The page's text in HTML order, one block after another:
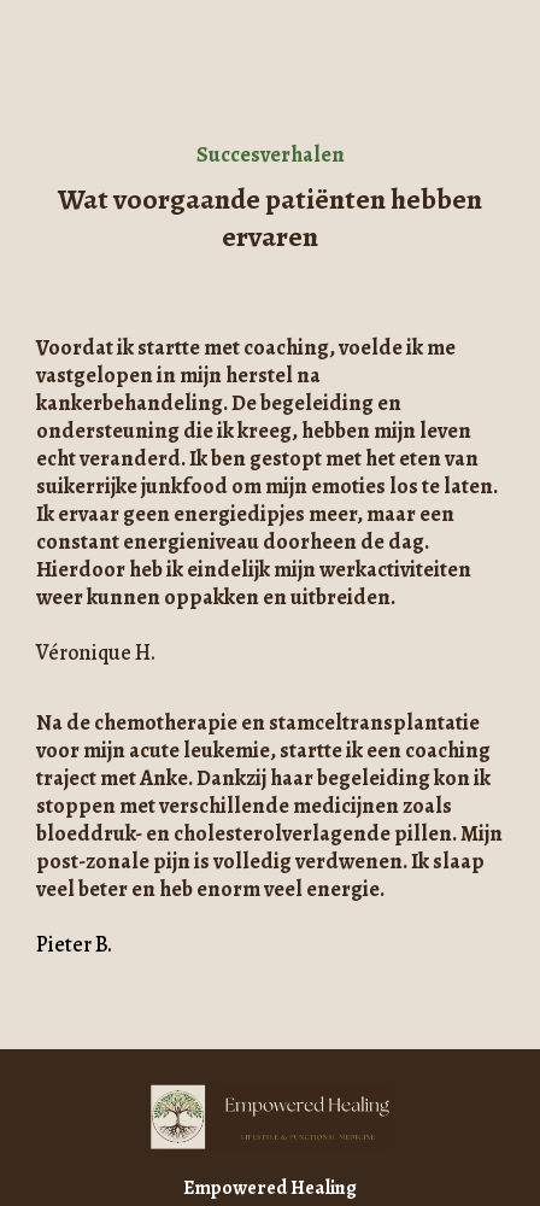
Succesverhalen
Wat voorgaande patiënten hebben
ervaren
Voordat ik startte met coaching, voelde ik me
vastgelopen in mijn herstel na
kankerbehandeling. De begeleiding en
ondersteuning die ik kreeg, hebben mijn leven
echt veranderd. Ik ben gestopt met het eten van
suikerrijke junkfood om mijn emoties los te laten.
Ik ervaar geen energiedipjes meer, maar een
constant energieniveau doorheen de dag.
Hierdoor heb ik eindelijk mijn werkactiviteiten
weer kunnen oppakken en uitbreiden.
Véronique H.
Na de chemotherapie en stamceltransplantatie
voor mijn acute leukemie, startte ik een coaching
traject met Anke. Dankzij haar begeleiding kon ik
stoppen met verschillende medicijnen zoals
bloeddruk- en cholesterolverlagende pillen. Mijn
post-zonale pijn is volledig verdwenen. Ik slaap
veel beter en heb enorm veel energie.
Pieter B.
Empowered Healing